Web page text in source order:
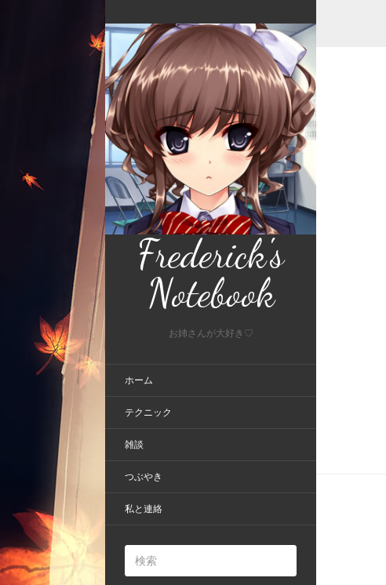
Frederick's
Notebook
お姉さんが大好き♡
ホーム
テクニック
雑談
つぶやき
私と連絡